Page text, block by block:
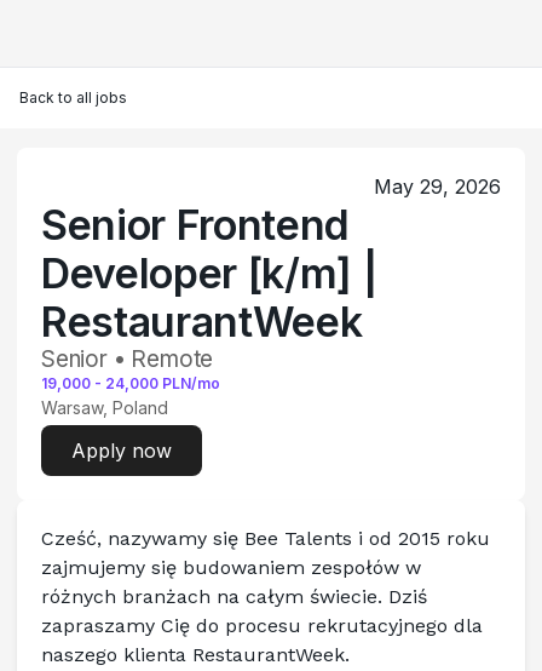
Back to all jobs
May 29, 2026
Senior Frontend
Developer [k/m] |
RestaurantWeek
Senior • Remote
19,000 - 24,000 PLN/mo
Warsaw, Poland
Apply now
Cześć, nazywamy się Bee Talents i od 2015 roku
zajmujemy się budowaniem zespołów w
różnych branżach na całym świecie. Dziś
zapraszamy Cię do procesu rekrutacyjnego dla
naszego klienta RestaurantWeek.